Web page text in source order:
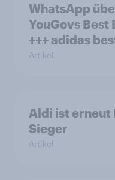
WhatsApp
YouGovs
+++ adidas
Artikel
Aldi ist erneut
Sieger
Artikel